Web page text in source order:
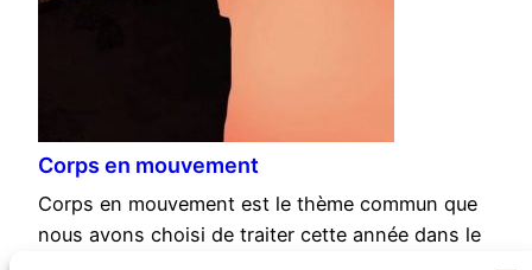
Corps en mouvement
Corps en mouvement est le thème commun que
nous avons choisi de traiter cette année dans le